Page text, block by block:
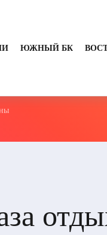
ЮЖНЫЙ БК